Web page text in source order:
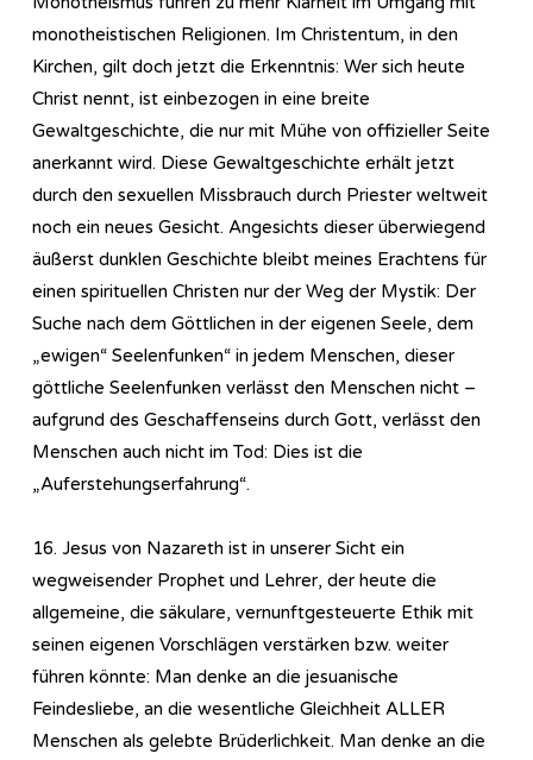
monotheistischen Religionen. Im Christentum, in den
Kirchen, gilt doch jetzt die Erkenntnis: Wer sich heute
Christ nennt, ist einbezogen in eine breite
Gewaltgeschichte, die nur mit Mühe von offizieller Seite
anerkannt wird. Diese Gewaltgeschichte erhält jetzt
durch den sexuellen Missbrauch durch Priester weltweit
noch ein neues Gesicht. Angesichts dieser überwiegend
äußerst dunklen Geschichte bleibt meines Erachtens für
einen spirituellen Christen nur der Weg der Mystik: Der
Suche nach dem Göttlichen in der eigenen Seele, dem
„ewigen“ Seelenfunken“ in jedem Menschen, dieser
göttliche Seelenfunken verlässt den Menschen nicht –
aufgrund des Geschaffenseins durch Gott, verlässt den
Menschen auch nicht im Tod: Dies ist die
„Auferstehungserfahrung“.
16. Jesus von Nazareth ist in unserer Sicht ein
wegweisender Prophet und Lehrer, der heute die
allgemeine, die säkulare, vernunftgesteuerte Ethik mit
seinen eigenen Vorschlägen verstärken bzw. weiter
führen könnte: Man denke an die jesuanische
Feindesliebe, an die wesentliche Gleichheit ALLER
Menschen als gelebte Brüderlichkeit. Man denke an die